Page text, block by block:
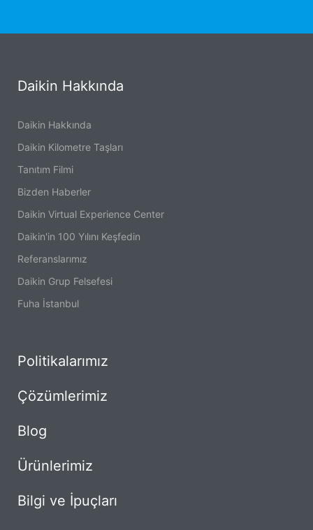
Daikin Hakkında
Daikin Hakkında
Daikin Kilometre Taşları
Tanıtım Filmi
Bizden Haberler
Daikin Virtual Experience Center
Daikin'in 100 Yılını Keşfedin
Referanslarımız
Daikin Grup Felsefesi
Fuha İstanbul
Politikalarımız
Çözümlerimiz
Blog
Ürünlerimiz
Bilgi ve İpuçları